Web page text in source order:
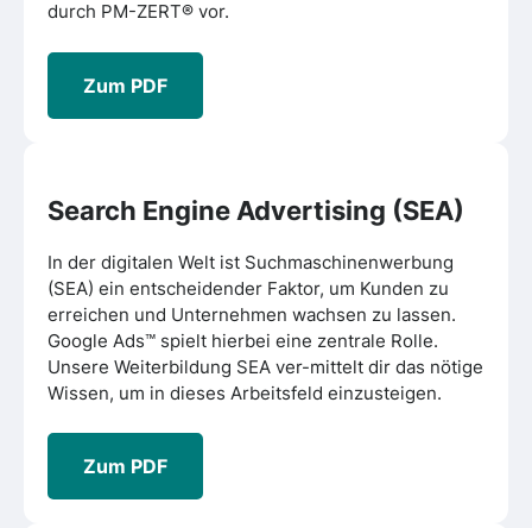
durch PM-ZERT® vor.
Zum PDF
Search Engine Advertising (SEA)
In der digitalen Welt ist Suchmaschinenwerbung
(SEA) ein entscheidender Faktor, um Kunden zu
erreichen und Unternehmen wachsen zu lassen.
Google Ads™ spielt hierbei eine zentrale Rolle.
Unsere Weiterbildung SEA ver-mittelt dir das nötige
Wissen, um in dieses Arbeitsfeld einzusteigen.
Zum PDF